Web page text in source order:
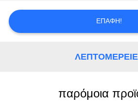
ΈΝΑ
ΑΠΌΣΠΑΣΜΑ
ΕΠΑΦΉ!
παρόμοια